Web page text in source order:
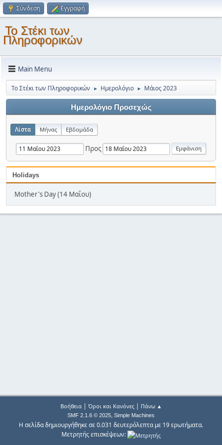
Σύνδεση Εγγραφή
Το Στέκι των
Πληροφορικών
Main Menu
Το Στέκι των Πληροφορικών ► Ημερολόγιο ► Μάιος 2023
Ημερολόγιο Προσεχώς
Λίστα Μήνας Εβδομάδα
Προς
Holidays
Mother's Day (14 Μαΐου)
Βοήθεια| Όροι και Κανόνες| Πάνω ▲
SMF 2.1.6 © 2025, Simple Machines
Η σελίδα δημιουργήθηκε σε 0.031 δευτερόλεπτα με 19 ερωτήματα.
Μετρητής επισκέψεων: